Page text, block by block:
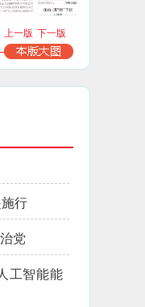
上一版 下一版
行
党
工智能能